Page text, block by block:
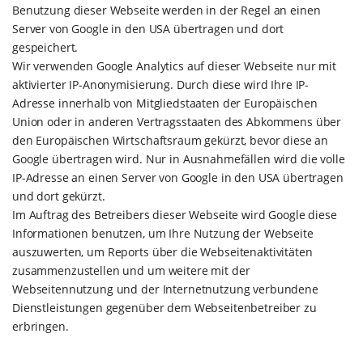
Benutzung dieser Webseite werden in der Regel an einen
Server von Google in den USA übertragen und dort
gespeichert.
Wir verwenden Google Analytics auf dieser Webseite nur mit
aktivierter IP-Anonymisierung. Durch diese wird Ihre IP-
Adresse innerhalb von Mitgliedstaaten der Europäischen
Union oder in anderen Vertragsstaaten des Abkommens über
den Europäischen Wirtschaftsraum gekürzt, bevor diese an
Google übertragen wird. Nur in Ausnahmefällen wird die volle
IP-Adresse an einen Server von Google in den USA übertragen
und dort gekürzt.
Im Auftrag des Betreibers dieser Webseite wird Google diese
Informationen benutzen, um Ihre Nutzung der Webseite
auszuwerten, um Reports über die Webseitenaktivitäten
zusammenzustellen und um weitere mit der
Webseitennutzung und der Internetnutzung verbundene
Dienstleistungen gegenüber dem Webseitenbetreiber zu
erbringen.